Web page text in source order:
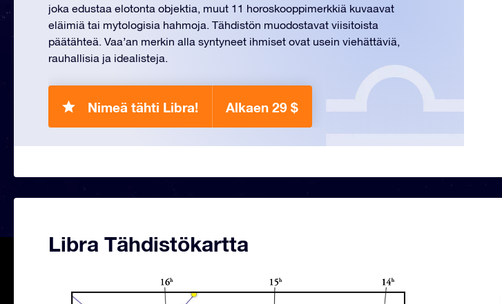
joka edustaa elotonta objektia, muut 11 horoskooppimerkkiä kuvaavat
eläimiä tai mytologisia hahmoja. Tähdistön muodostavat viisitoista
päätähteä. Vaa’an merkin alla syntyneet ihmiset ovat usein viehättäviä,
rauhallisia ja idealisteja.
Nimeä tähti Libra! Alkaen 29 $
Libra Tähdistökartta